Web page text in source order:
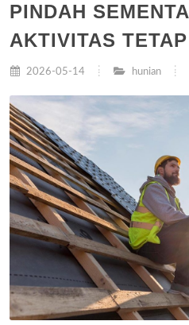
PINDAH
AKTIVITAS
2026-05-14 hunian